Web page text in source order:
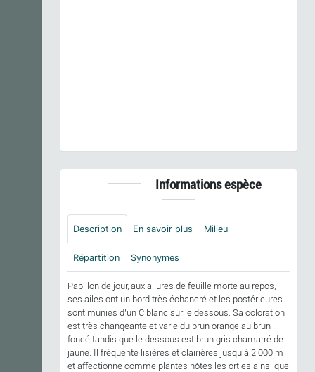
Informations espèce
Description En savoir plus Milieu
Répartition Synonymes
Papillon de jour, aux allures de feuille morte au repos,
ses ailes ont un bord très échancré et les postérieures
sont munies d'un C blanc sur le dessous. Sa coloration
est très changeante et varie du brun orange au brun
foncé tandis que le dessous est brun gris chamarré de
jaune. Il fréquente lisières et clairières jusqu'à 2 000 m
et affectionne comme plantes hôtes les orties ainsi que